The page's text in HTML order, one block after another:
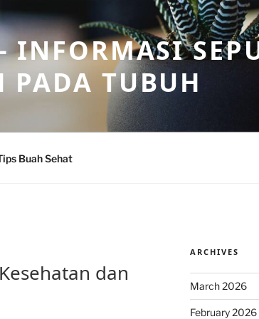
INFORMASI
PADA TUBUH
Buah Sehat
dan
ARCHIVES
March 2026
February 2026